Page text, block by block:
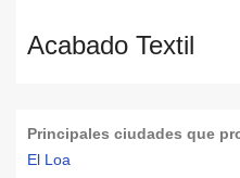
Acabado Textil
Principales ciudades que
El Loa